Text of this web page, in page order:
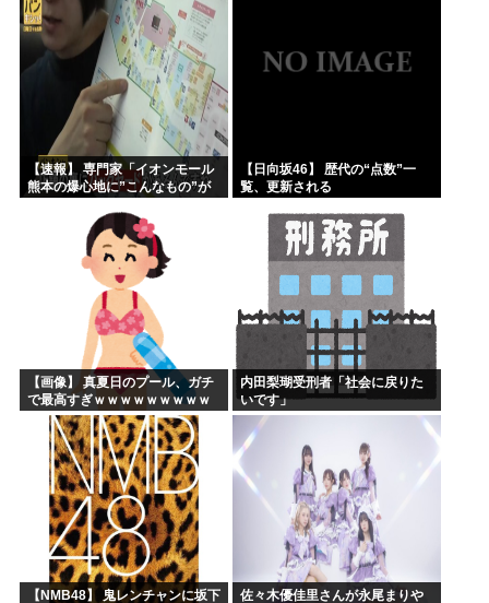
【速報】 専門家「イオンモール
熊本の爆心地に”こんなもの”が
【日向坂46】 歴代の“点数”一
覧、更新される
【画像】 真夏日のプール、ガチ
で最高すぎｗｗｗｗｗｗｗｗｗ
内田梨瑚受刑者「社会に戻りた
いです」
【NMB48】 鬼レンチャンに坂下
佐々木優佳里さんが永尾まりや